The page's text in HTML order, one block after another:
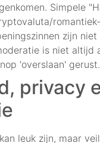
Simpele
zijn niet
is niet altijd
'overslaan' gerust.
privacy
leuk zijn, maar